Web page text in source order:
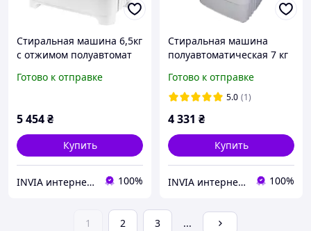
Стиральная машина 6,5кг
с отжимом полуавтомат
вертикальная
Готово к отправке
5 454₴
Купить
INVIA интернет магазин 100%
Стиральная машина
полуавтоматическая 7 кг
MegaLavka
Готово к отправке
5.0 (1)
4 331 ₴
Купить
INVIA интернет магазин 100%
1 2 3 ...